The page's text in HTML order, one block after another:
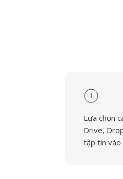
1
Lựa chọn
Drive,
tập tin vào